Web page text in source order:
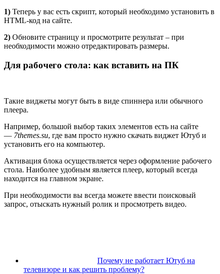
1) Теперь у вас есть скрипт, который необходимо установить в
HTML-код на сайте.
2) Обновите страницу и просмотрите результат – при
необходимости можно отредактировать размеры.
Для рабочего стола: как вставить на ПК
Такие виджеты могут быть в виде спиннера или обычного
плеера.
Например, большой выбор таких элементов есть на сайте
— 7themes.su, где вам просто нужно скачать виджет Ютуб и
установить его на компьютер.
Активация блока осуществляется через оформление рабочего
стола. Наиболее удобным является плеер, который всегда
находится на главном экране.
При необходимости вы всегда можете ввести поисковый
запрос, отыскать нужный ролик и просмотреть видео.
Почему не работает Ютуб на
телевизоре и как решить проблему?